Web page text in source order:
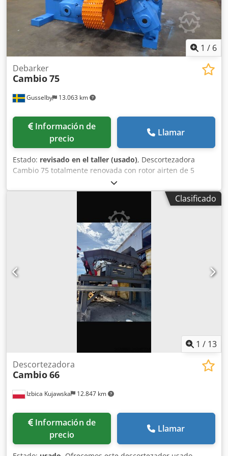
1 / 6
Gusselby 13.063 km
Debarker
Cambio75
Información de
precio
Llamar
Estado: revisado en el taller (usado), Descortezadora
Cambio 75 totalmente renovada con rotor airten de 5
cuchillas y amortiguadores hidráulicos totalmente nuevos.
Crsdpfx Aencfrzslwsf
Clasificado
1 / 13
Izbica Kujawska 12.847 km
Descortezadora
Cambio66
Información de
precio
Llamar